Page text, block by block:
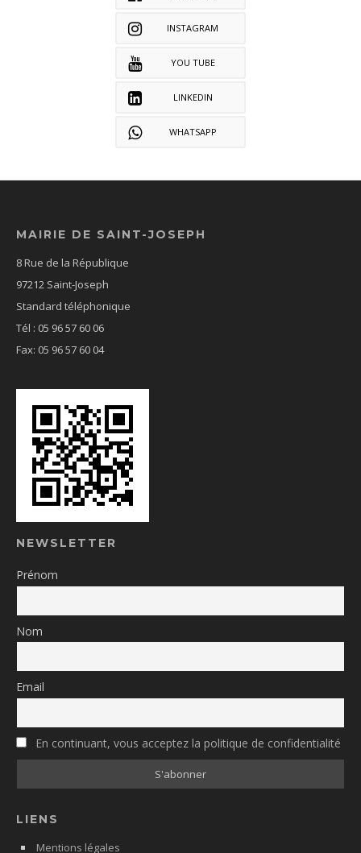
INSTAGRAM
YOU TUBE
LINKEDIN
WHATSAPP
MAIRIE DE SAINT-JOSEPH
8 Rue de la République
97212 Saint-Joseph
Standard téléphonique
Tél : 05 96 57 60 06
Fax: 05 96 57 60 04
NEWSLETTER
Prénom
Nom
Email
En continuant, vous acceptez la politique de confidentialité
LIENS
Mentions légales